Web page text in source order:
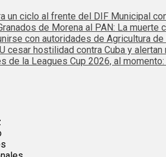
un ciclo al frente del DIF Municipal
de Morena al PAN: La muerte
con autoridades de Agricultura
cesar hostilidad contra Cuba y
de la Leagues Cup 2026, al